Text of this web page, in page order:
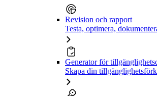
Revision och rapport
Testa, optimera,
Generator för
Skapa din